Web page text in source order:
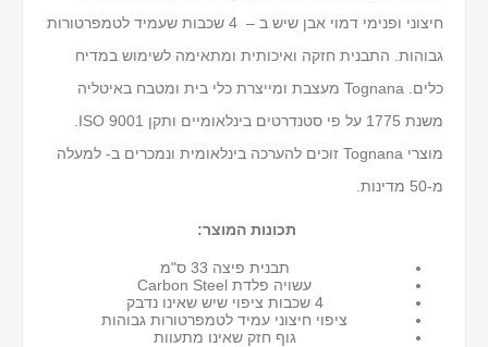
חיצוני ופנימי דמוי אבן שיש ב – 4 שכבות שעמיד לטמפרטורות
גבוהות. התבנית חזקה ואיכותית ומתאימה לשימוש במדיח
כלים. Tognana מעצבת ומייצרת כלי בית ומטבח באיטליה
מוצרי Tognana זוכים להערכה בינלאומית ונמכרים ב- למעלה
מ-50 מדינות.
תכונות המוצר:
תבנית פיצה 33 ס"מ
עשויה פלדת Carbon Steel
4 שכבות ציפוי שיש שאינו נדבק
ציפוי חיצוני עמיד לטמפרטורות גבוהות
גוף חזק שאינו מתעוות